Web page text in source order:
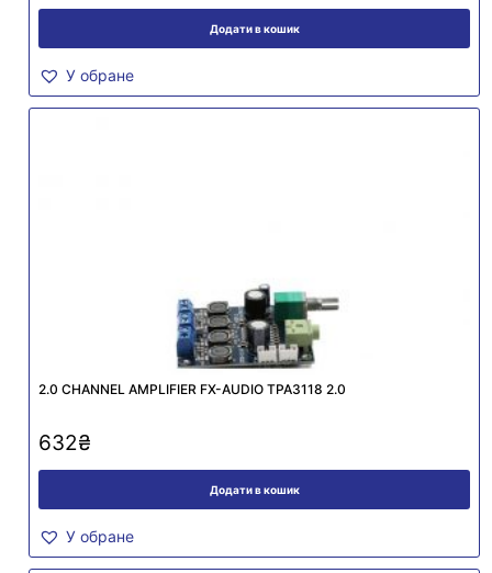
Додати в кошик
У обране
2.0 CHANNEL AMPLIFIER FX-AUDIO TPA3118 2.0
632₴
Додати в кошик
У обране